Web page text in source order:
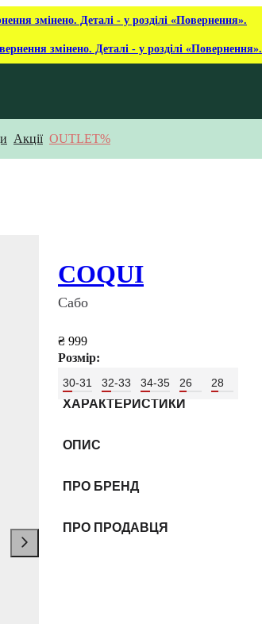
змінено. Деталі - у розділі «Повернення».
змінено. Деталі - у розділі «Повернення».
Акції OUTLET%
COQUI
Сабо
₴ 999
Розмір:
30-31 32-33 34-35 26 28
ХАРАКТЕРИСТИКИ
ОПИС
ПРО БРЕНД
ПРО ПРОДАВЦЯ